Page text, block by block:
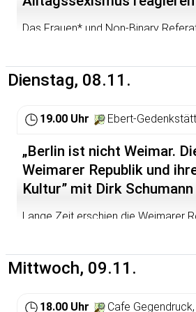
Das Frauen* und Non-Binary
klar positioniert oder auf der Suche.
Dienstag, 08.11.
19.00 Uhr Ebert-
„Berlin ist nicht Weimar.
Weimarer Republik und
Kultur” mit Dirk
Lange Zeit erschien die Weimarer
deutsche Demokratie doch
besaß, während das Fundament der
doch ähnlicher, als man bisher
Mittwoch, 09.11.
18.00 Uhr Cafe